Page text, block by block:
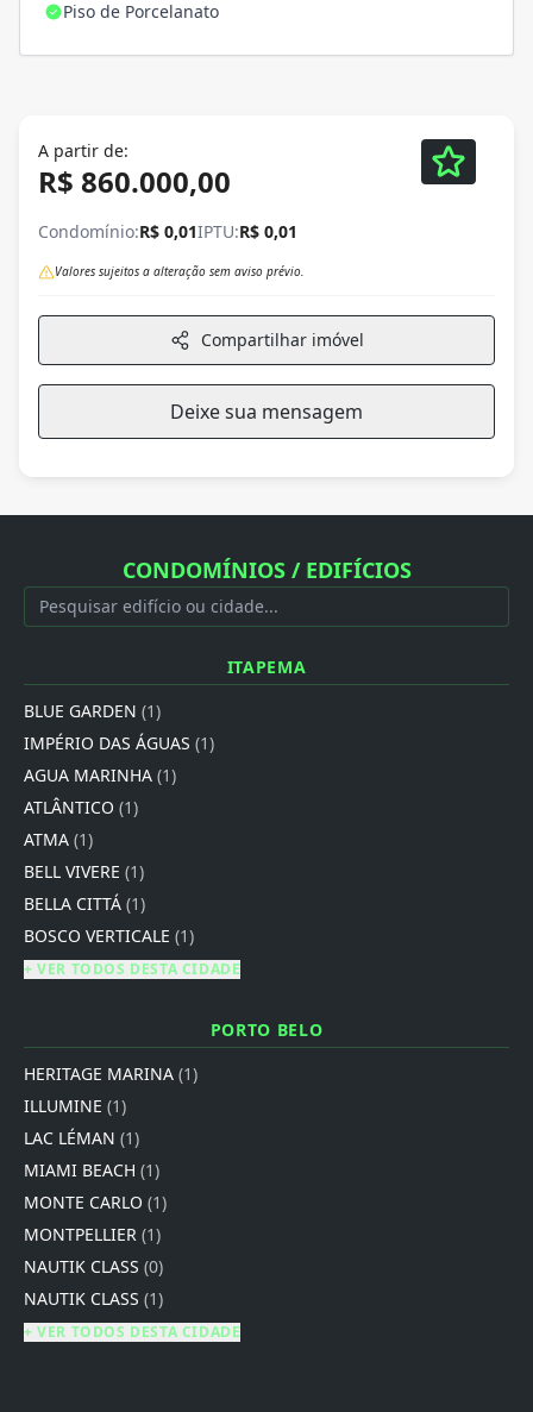
Piso de Porcelanato
A partir de:
R$ 860.000,00
Condomínio:R$ 0,01IPTU:R$ 0,01
Valores sujeitos a alteração sem aviso prévio.
Compartilhar imóvel
Deixe sua mensagem
CONDOMÍNIOS / EDIFÍCIOS
ITAPEMA
BLUE GARDEN (1)
IMPÉRIO DAS ÁGUAS (1)
AGUA MARINHA (1)
ATLÂNTICO (1)
ATMA (1)
BELL VIVERE (1)
BELLA CITTÁ (1)
BOSCO VERTICALE (1)
+ VER TODOS DESTA CIDADE
PORTO BELO
HERITAGE MARINA (1)
ILLUMINE (1)
LAC LÉMAN (1)
MIAMI BEACH (1)
MONTE CARLO (1)
MONTPELLIER (1)
NAUTIK CLASS (0)
NAUTIK CLASS (1)
+ VER TODOS DESTA CIDADE